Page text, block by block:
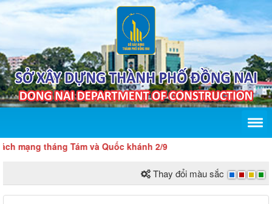
tháng Tám và Quốc khánh 2/9
Thay đổi màu sắc